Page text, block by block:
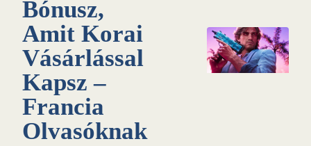
Bónusz,
Amit Korai
Vásárlással
Kapsz –
Francia
Olvasóknak